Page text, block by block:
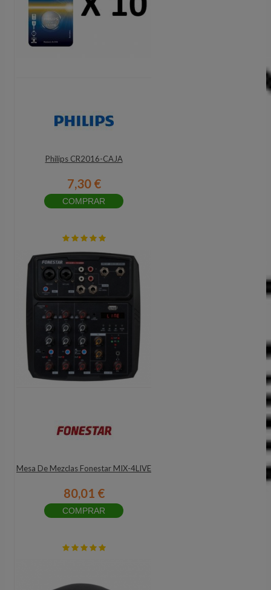
Philips CR2016-CAJA
7,30 €
COMPRAR
Mesa De Mezclas Fonestar MIX-4LIVE
80,01 €
COMPRAR